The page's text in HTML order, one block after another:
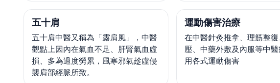
五十肩
五十肩中醫又稱為「露肩風」，中醫
觀點上因內在氣血不足、肝腎氣血虛
損、多為過度勞累，風寒邪氣趁虛侵
襲肩部經脈所致。
運動傷害治療
在中醫針灸推拿、理筋整
壓、中藥外敷及內服等中
用各式運動傷害